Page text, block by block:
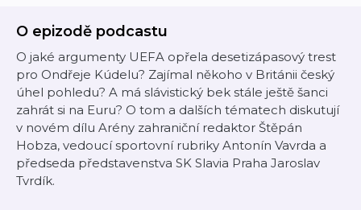
O epizodě podcastu
O jaké argumenty UEFA opřela desetizápasový trest
pro Ondřeje Kúdelu? Zajímal někoho v Británii český
úhel pohledu? A má slávistický bek stále ještě šanci
zahrát si na Euru? O tom a dalších tématech diskutují
v novém dílu Arény zahraniční redaktor Štěpán
Hobza, vedoucí sportovní rubriky Antonín Vavrda a
předseda představenstva SK Slavia Praha Jaroslav
Tvrdík.